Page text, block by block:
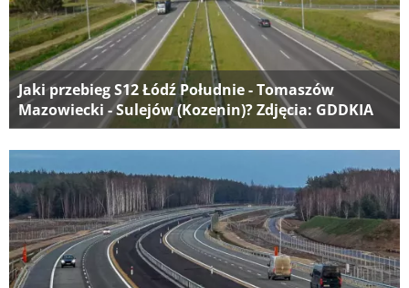
Jaki przebieg S12 Łódź Południe - Tomaszów
Mazowiecki - Sulejów (Kozenin)? Zdjęcia: GDDKIA